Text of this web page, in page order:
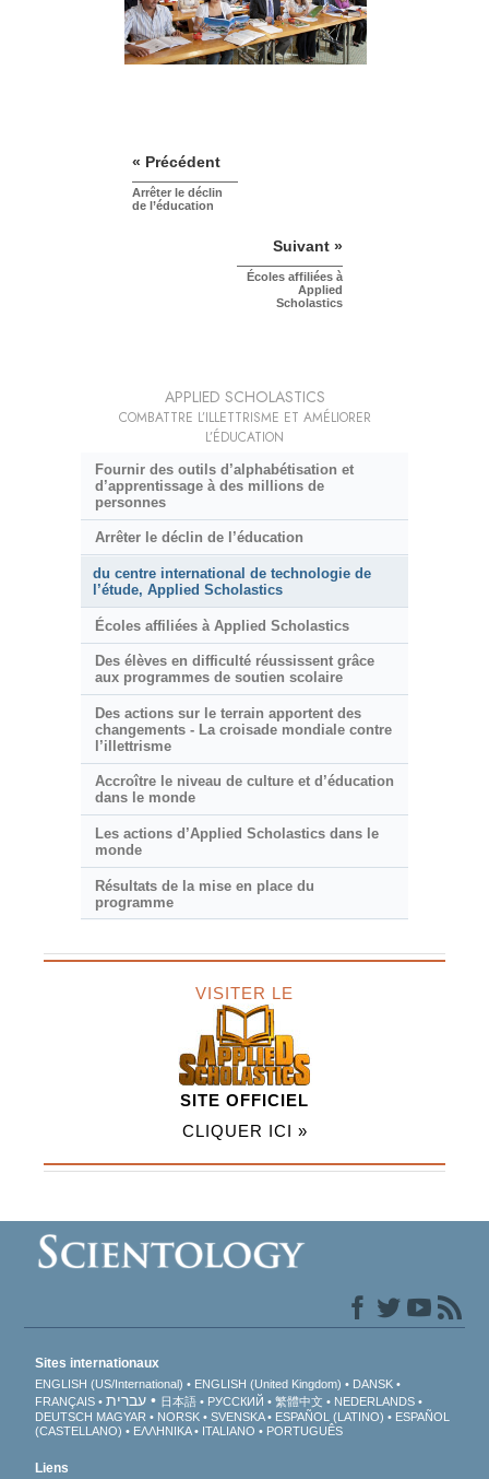
« Précédent
Arrêter le déclin
de l’éducation
Suivant »
Écoles affiliées à
Applied
Scholastics
APPLIED SCHOLASTICS
COMBATTRE L’ILLETTRISME ET AMÉLIORER
L’ÉDUCATION
Fournir des outils d’alphabétisation et
d’apprentissage à des millions de
personnes
Arrêter le déclin de l’éducation
du centre international de technologie de
l’étude, Applied Scholastics
Écoles affiliées à Applied Scholastics
Des élèves en difficulté réussissent grâce
aux programmes de soutien scolaire
Des actions sur le terrain apportent des
changements - La croisade mondiale contre
l’illettrisme
Accroître le niveau de culture et d’éducation
dans le monde
Les actions d’Applied Scholastics dans le
monde
Résultats de la mise en place du
programme
VISITER LE
SITE OFFICIEL
CLIQUER ICI »
Sites internationaux
ENGLISH (US/International) ENGLISH (United Kingdom)
DANSK
FRANÇAIS
עברית 日本語 РУССКИЙ 繁體中文
NEDERLANDS
DEUTSCH MAGYAR NORSK SVENSKA ESPAÑOL (LATINO)
ESPAÑOL
(CASTELLANO)
ΕΛΛΗΝΙΚA ITALIANO PORTUGUÊS
Liens